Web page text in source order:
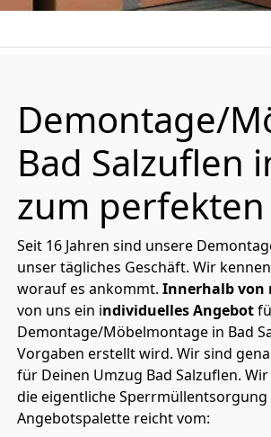
Demontage/
Bad Salzuflen
zum
Seit 16 Jahren sind unsere
unser tägliches Geschäft. Wir
worauf es ankommt. Innerhalb von
von uns ein individuelles Angebot
Demontage/Möbelmontage in Bad
Vorgaben erstellt wird. Wir sind
für Deinen Umzug Bad Salzuflen.
die eigentliche Sperrmüllentsorgung
Angebotspalette reicht vom: